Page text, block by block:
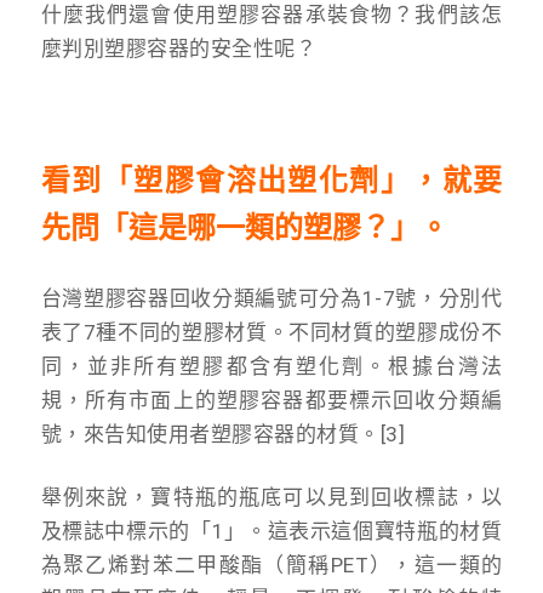
什麼我們還會使用塑膠容器承裝食物？我們該怎
麼判別塑膠容器的安全性呢？
看到「塑膠會溶出塑化劑」，就要
先問「這是哪一類的塑膠？」。
台灣塑膠容器回收分類編號可分為1-7號，分別代
表了7種不同的塑膠材質。不同材質的塑膠成份不
同，並非所有塑膠都含有塑化劑。根據台灣法
規，所有市面上的塑膠容器都要標示回收分類編
號，來告知使用者塑膠容器的材質。[3]
舉例來說，寶特瓶的瓶底可以見到回收標誌，以
及標誌中標示的「1」。這表示這個寶特瓶的材質
為聚乙烯對苯二甲酸酯（簡稱PET），這一類的